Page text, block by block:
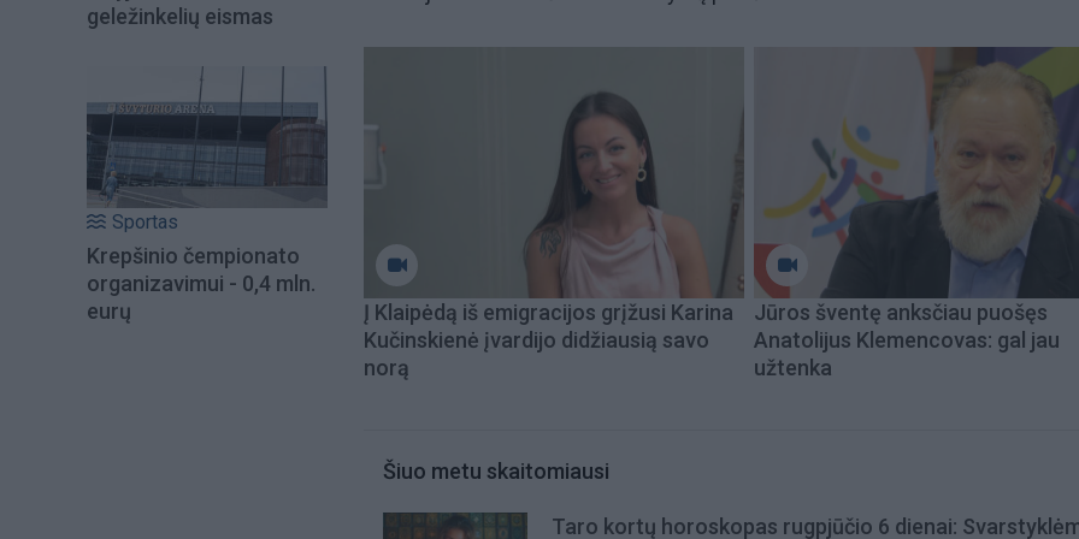
geležinkelių eismas
Sportas
Krepšinio čempionato
organizavimui - 0,4 mln.
eurų
Į Klaipėdą iš emigracijos grįžusi Karina
Kučinskienė įvardijo didžiausią savo
norą
Jūros šventę anksčiau puošęs
Anatolijus Klemencovas: gal jau
užtenka
Šiuo metu skaitomiausi
Taro kortų horoskopas rugpjūčio 6 dienai: